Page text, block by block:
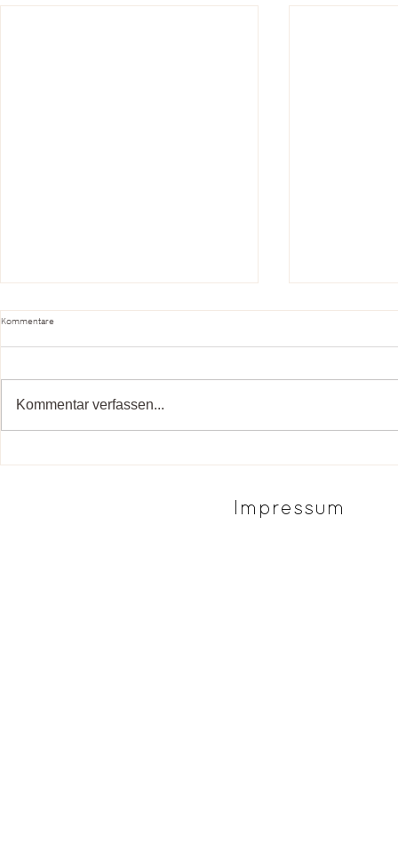
Priorität bist
Kommentare
Kommentar verfassen...
Impressum